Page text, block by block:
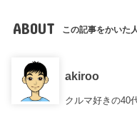
ABOUT この記事をかいた
akiroo
クルマ好きの40